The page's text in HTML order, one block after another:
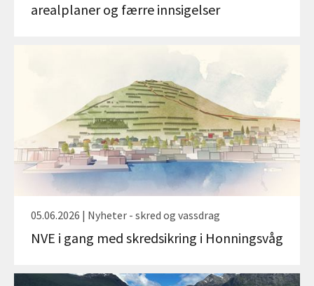
arealplaner og færre innsigelser
05.06.2026 | Nyheter - skred og vassdrag
NVE i gang med skredsikring i Honningsvåg